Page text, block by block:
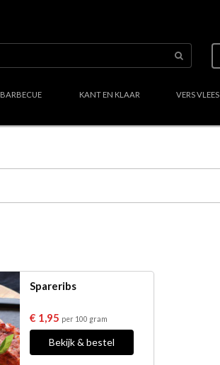
BARBECUE KANT EN KLAAR VERS VLEES
Spareribs
€ 1,95 per 100 gram
Bekijk & bestel